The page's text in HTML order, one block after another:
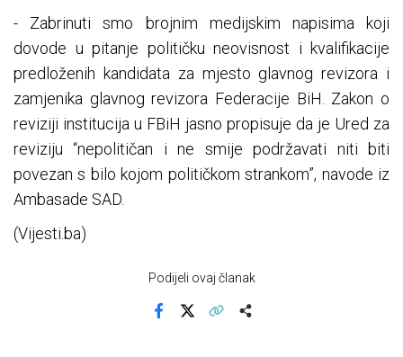
- Zabrinuti smo brojnim medijskim napisima koji
dovode u pitanje političku neovisnost i kvalifikacije
predloženih kandidata za mjesto glavnog revizora i
zamjenika glavnog revizora Federacije BiH. Zakon o
reviziji institucija u FBiH jasno propisuje da je Ured za
reviziju “nepolitičan i ne smije podržavati niti biti
povezan s bilo kojom političkom strankom”, navode iz
Ambasade SAD.
(Vijesti.ba)
Podijeli ovaj članak